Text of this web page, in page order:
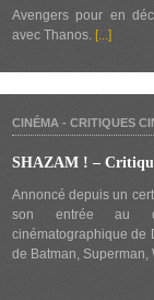
Avengers pour en
avec Thanos. [...]
CINÉMA - CRITIQUES
SHAZAM ! –
Annoncé depuis un
son entrée au
cinématographique de
de Batman, Superman,